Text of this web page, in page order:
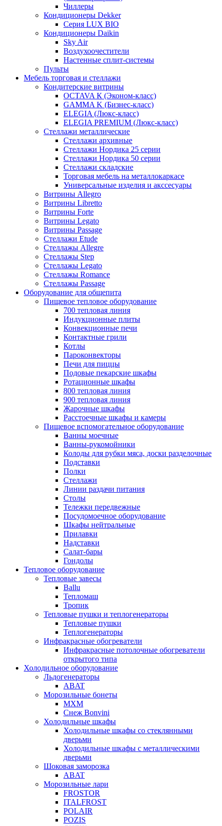
Чиллеры
Кондиционеры Dekker
Серия LUX BIO
Кондиционеры Daikin
Sky Air
Воздухоочестители
Настенные сплит-системы
Пульты
Мебель торговая и стеллажи
Кондитерские витрины
OCTAVA К (Эконом-класс)
GAMMA K (Бизнес-класс)
ELEGIA (Люкс-класс)
ELEGIA PREMIUM (Люкс-класс)
Стеллажи металлические
Стеллажи архивные
Стеллажи Нордика 25 серии
Стеллажи Нордика 50 серии
Стеллажи складские
Торговая мебель на металлокаркасе
Универсальные изделия и акссесуары
Витрины Allegro
Витрины Libretto
Витрины Forte
Витрины Legato
Витрины Passage
Стеллажи Etude
Стеллажы Allegre
Стеллажы Step
Стеллажы Legato
Стеллажы Romance
Стеллажы Passage
Оборудование для общепита
Пищевое тепловое оборудование
700 тепловая линия
Индукционные плиты
Конвекционные печи
Контактные грили
Котлы
Пароконвекторы
Печи для пиццы
Подовые пекарские шкафы
Ротационные шкафы
800 тепловая линия
900 тепловая линия
Жарочные шкафы
Расстоечные шкафы и камеры
Пищевое вспомогательное оборудование
Ванны моечные
Ванны-рукомойники
Колоды для рубки мяса, доски разделочные
Подставки
Полки
Стеллажи
Линии раздачи питания
Столы
Тележки передвежные
Посудомоечное оборудование
Шкафы нейтральные
Прилавки
Надставки
Салат-бары
Гондолы
Тепловое оборудование
Тепловые завесы
Ballu
Тепломаш
Тропик
Тепловые пушки и теплогенераторы
Тепловые пушки
Теплогенераторы
Инфракрасные обогреватели
Инфракрасные потолочные обогреватели
открытого типа
Холодильное оборудование
Льдогенераторы
ABAT
Морозильные бонеты
МХМ
Снеж Bonvini
Холодильные шкафы
Холодильные шкафы cо стеклянными
дверьми
Холодильные шкафы с металлическими
дверьми
Шоковая заморозка
ABAT
Морозильные лари
FROSTOR
ITALFROST
POLAIR
POZIS